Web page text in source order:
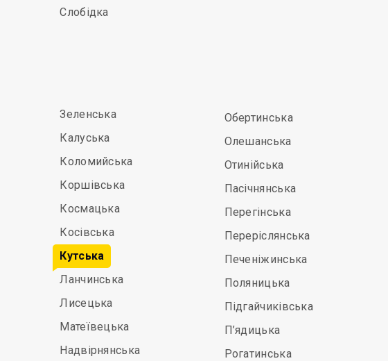
Слобідка
Зеленська
Калуська
Коломийська
Коршівська
Космацька
Косівська
Кутська
Ланчинська
Лисецька
Матеївецька
Надвірнянська
Обертинська
Олешанська
Отинійська
Пасічнянська
Перегінська
Переріслянська
Печеніжинська
Поляницька
Підгайчиківська
П’ядицька
Рогатинська